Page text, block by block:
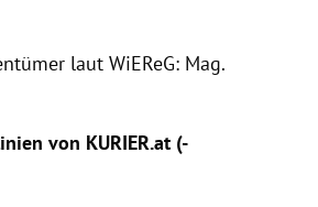
laut WiEReG: Mag.
von KURIER.at (-